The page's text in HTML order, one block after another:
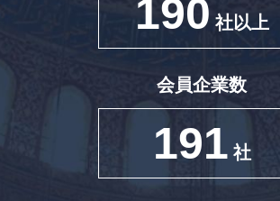
190 社以上
会員企業数
191 社